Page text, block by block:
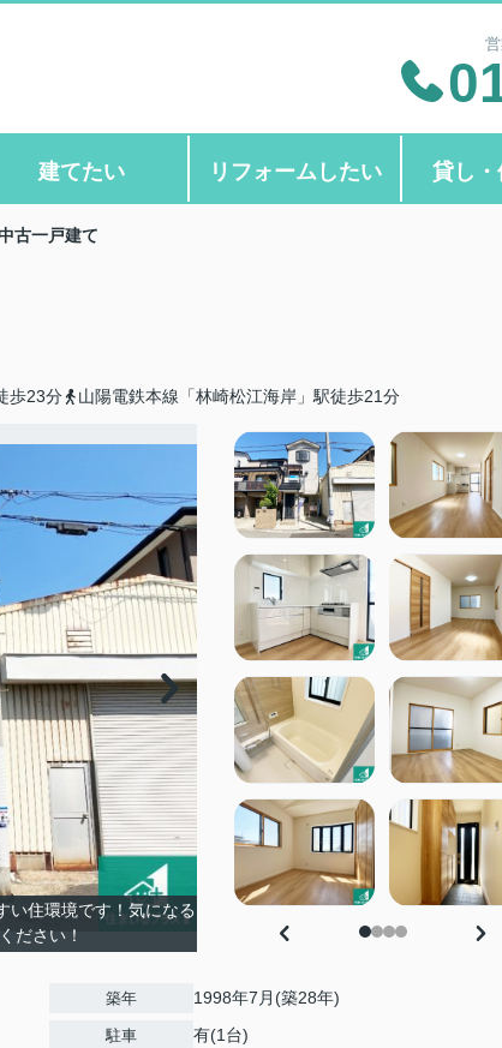
建てたい リフォームしたい 貸し
古一戸建て
歩23分 山陽電鉄本線「林崎松江海岸」駅徒歩21分
い住環境です！気になる
ださい！
築年 1998年7月(築28年)
駐車 有(1台)